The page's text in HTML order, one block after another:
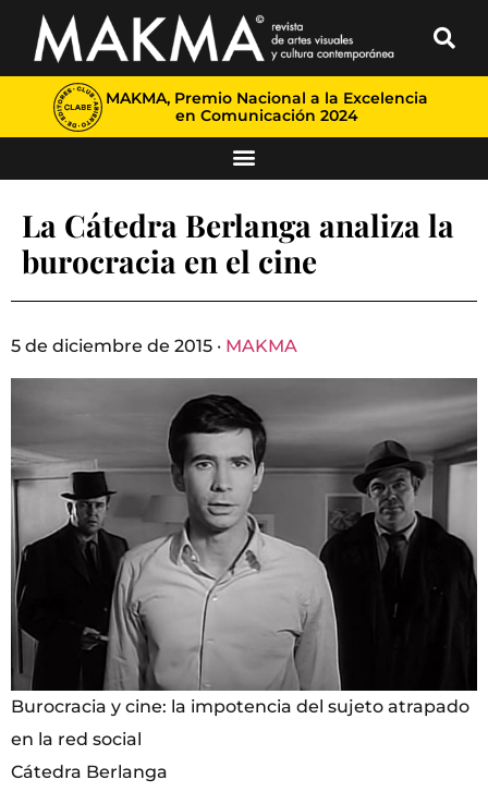
MAKMA, Premio Nacional a la Excelencia
en Comunicación 2024
La Cátedra Berlanga analiza la
burocracia en el cine
5 de diciembre de 2015 · MAKMA
Burocracia y cine: la impotencia del sujeto atrapado
en la red social
Cátedra Berlanga